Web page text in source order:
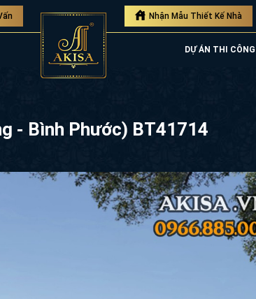
Nhận Mẫu Thiết Kế Nhà
DỰ ÁN THI CÔNG
- Bình Phước) BT41714